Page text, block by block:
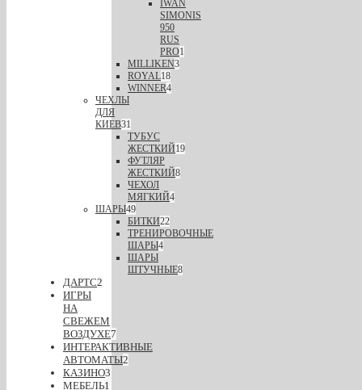
IWAN
SIMONIS
950
RUS
PRO1
MILLIKEN3
ROYAL18
WINNER4
ЧЕХЛЫ
ДЛЯ
КИЕВ31
ТУБУС
ЖЕСТКИЙ19
ФУТЛЯР
ЖЕСТКИЙ8
ЧЕХОЛ
МЯГКИЙ4
ШАРЫ49
БИТКИ22
ТРЕНИРОВОЧНЫЕ
ШАРЫ4
ШАРЫ
ШТУЧНЫЕ8
ДАРТС2
ИГРЫ
НА
СВЕЖЕМ
ВОЗДУХЕ7
ИНТЕРАКТИВНЫЕ
АВТОМАТЫ2
КАЗИНО3
МЕБЕЛЬ1